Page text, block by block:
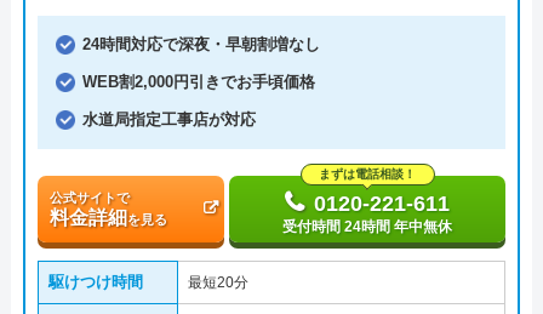
24時間対応で深夜・早朝割増なし
WEB割2,000円引きでお手頃価格
水道局指定工事店が対応
公式サイトで
料金詳細を見る
まずは電話相談！
0120-221-611
受付時間 24時間 年中無休
駆けつけ時間 最短20分